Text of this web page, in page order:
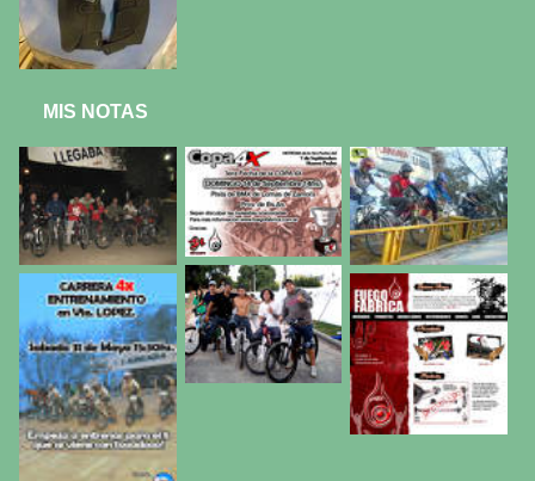
MIS NOTAS